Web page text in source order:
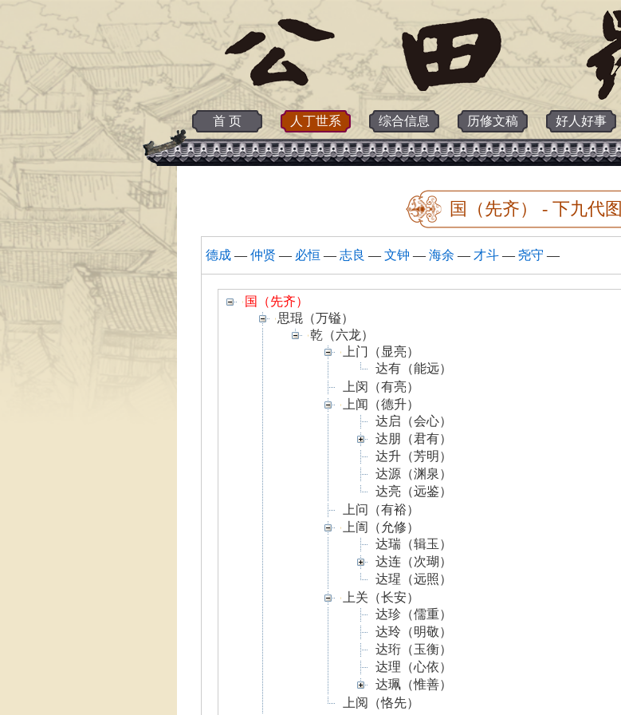
首 页 人丁世系 综合信息 历修文稿 好人好事
国（先齐） - 下九代图
德成 — 仲贤 — 必恒 — 志良 — 文钟 — 海余 — 才斗 — 尧守 —
国（先齐）
思琨（万镒）
乾（六龙）
上门（显亮）
达有（能远）
上闵（有亮）
上闻（德升）
达启（会心）
达朋（君有）
达升（芳明）
达源（渊泉）
达亮（远鉴）
上问（有裕）
上訚（允修）
达瑞（辑玉）
达连（次瑚）
达瑆（远照）
上关（长安）
达珍（儒重）
达玲（明敬）
达珩（玉衡）
达理（心依）
达珮（惟善）
上阅（恪先）